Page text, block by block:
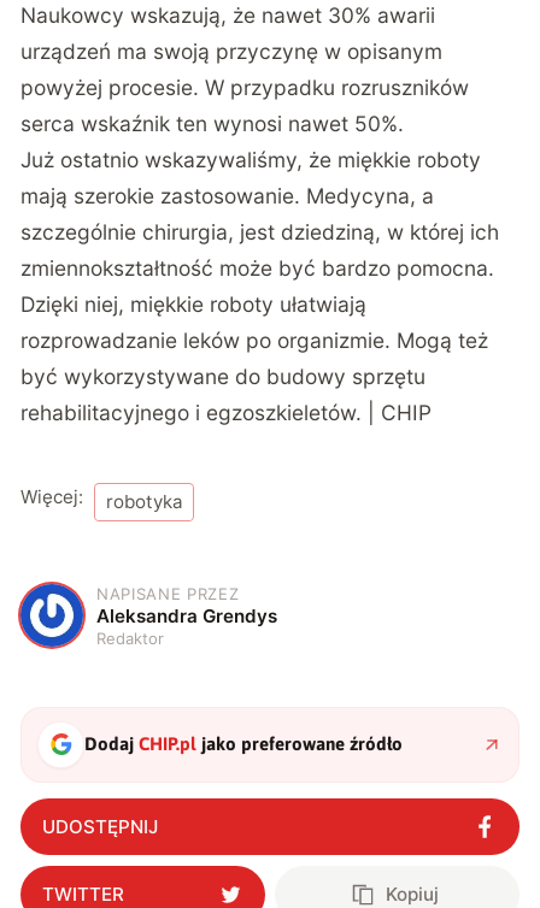
Naukowcy wskazują, że nawet 30% awarii
urządzeń ma swoją przyczynę w opisanym
powyżej procesie. W przypadku rozruszników
serca wskaźnik ten wynosi nawet 50%.
Już ostatniowskazywaliśmy, że miękkie roboty
mają szerokie zastosowanie. Medycyna, a
szczególnie chirurgia, jest dziedziną, w której ich
zmiennokształtność może być bardzo pomocna.
Dzięki niej, miękkie roboty ułatwiają
rozprowadzanie leków po organizmie. Mogą też
być wykorzystywane do budowy sprzętu
rehabilitacyjnego i egzoszkieletów. | CHIP
Więcej: robotyka
A
NAPISANE PRZEZ
Aleksandra Grendys
Redaktor
DodajCHIP.pl jako preferowane źródło
UDOSTĘPNIJ
TWITTER Kopiuj